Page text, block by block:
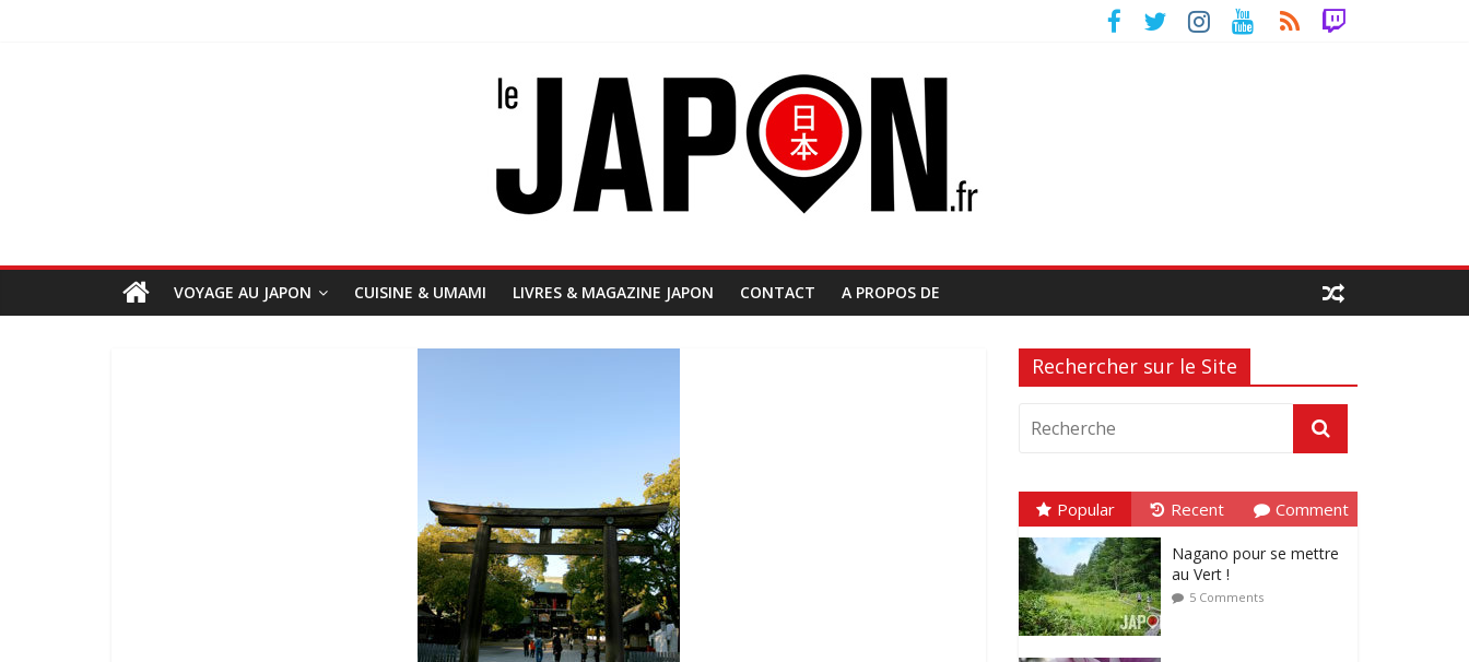
VOYAGE AU JAPON CUISINE & UMAMI LIVRES & MAGAZINE JAPON CONTACT A PROPOS DE
Rechercher sur le Site
Popular Recent Comment
Nagano pour se mettre
au Vert !
5 Comments